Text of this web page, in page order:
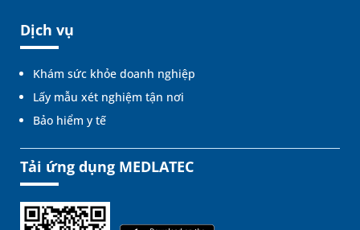
Dịch vụ
Khám sức khỏe doanh nghiệp
Lấy mẫu xét nghiệm tận nơi
Bảo hiểm y tế
Tải ứng dụng MEDLATEC